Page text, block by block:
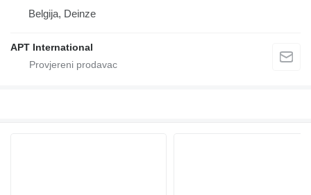
Belgija, Deinze
APT International